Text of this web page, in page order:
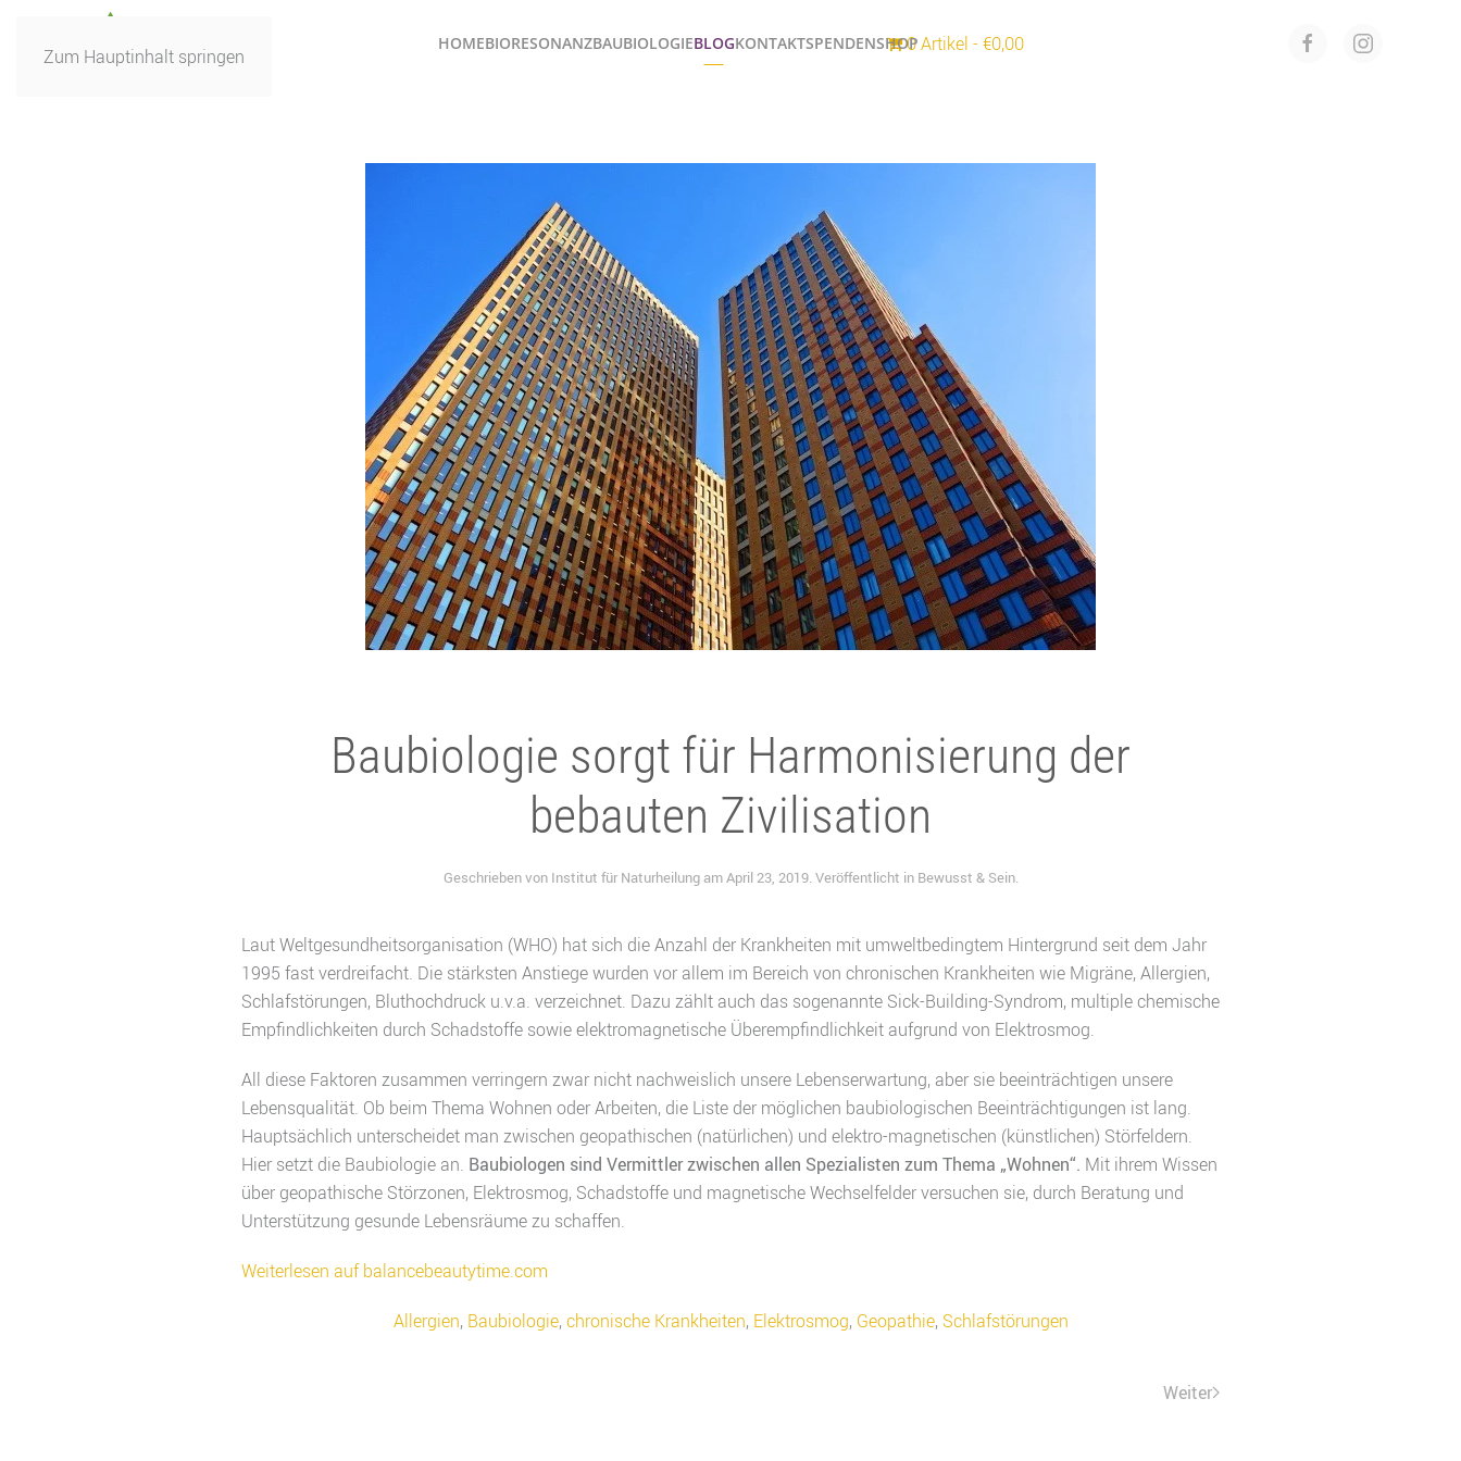
Zum Hauptinhalt springen
HOMEBIORESONANZBAUBIOLOGIEBLOGKONTAKTSPENDENSHOP0 Artikel €0,00
Baubiologie sorgt für Harmonisierung der
bebauten Zivilisation
Geschrieben von Institut für NaturheilungamApril 23, 2019. Veröffentlicht in Bewusst & Sein.
Laut Weltgesundheitsorganisation (WHO) hat sich die Anzahl der Krankheiten mit umweltbedingtem Hintergrund seit dem Jahr
1995 fast verdreifacht. Die stärksten Anstiege wurden vor allem im Bereich von chronischen Krankheiten wie Migräne, Allergien,
Schlafstörungen, Bluthochdruck u.v.a. verzeichnet. Dazu zählt auch das sogenannte Sick-Building-Syndrom, multiple chemische
Empfindlichkeiten durch Schadstoffe sowie elektromagnetische Überempfindlichkeit aufgrund von Elektrosmog.
All diese Faktoren zusammen verringern zwar nicht nachweislich unsere Lebenserwartung, aber sie beeinträchtigen unsere
Lebensqualität. Ob beim Thema Wohnen oder Arbeiten, die Liste der möglichen baubiologischen Beeinträchtigungen ist lang.
Hauptsächlich unterscheidet man zwischen geopathischen (natürlichen) und elektro-magnetischen (künstlichen) Störfeldern.
Hier setzt die Baubiologie an. Baubiologen sind Vermittler zwischen allen Spezialisten zum Thema „Wohnen“. Mit ihrem Wissen
über geopathische Störzonen, Elektrosmog, Schadstoffe und magnetische Wechselfelder versuchen sie, durch Beratung und
Unterstützung gesunde Lebensräume zu schaffen.
Weiterlesen auf balancebeautytime.com
Allergien, Baubiologie, chronische Krankheiten, Elektrosmog, Geopathie, Schlafstörungen
Weiter